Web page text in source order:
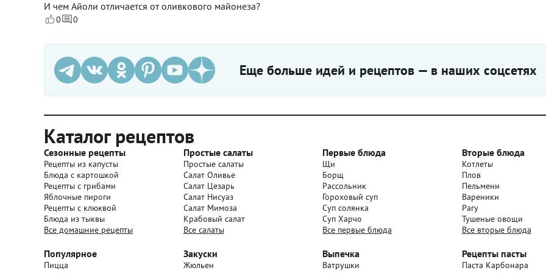
нетерпеливых гостей, конечно,
Да это, в общем-то, и вкусно.
соединив все ингредиенты. Но
этого не стоило затевать
блендер, особенно когда речь
И чем Айоли отличается от оливкового майонеза?
0 0
Еще больше идей и рецептов — в наших соцсетях
Каталог рецептов
Сезонные рецепты
Рецепты из капусты
Блюда с картошкой
Рецепты с грибами
Яблочные пироги
Рецепты с клюквой
Блюда из тыквы
Все домашние рецепты
Простые салаты
Простые салаты
Салат Оливье
Салат Цезарь
Салат Нисуаз
Салат Мимоза
Крабовый салат
Все салаты
Первые блюда
Щи
Борщ
Рассольник
Гороховый суп
Суп солянка
Суп Харчо
Все первые блюда
Вторые блюда
Котлеты
Плов
Пельмени
Вареники
Рагу
Тушеные овощи
Все вторые блюда
Популярное
Пицца
Закуски
Жюльен
Выпечка
Ватрушки
Рецепты пасты
Паста Карбонара